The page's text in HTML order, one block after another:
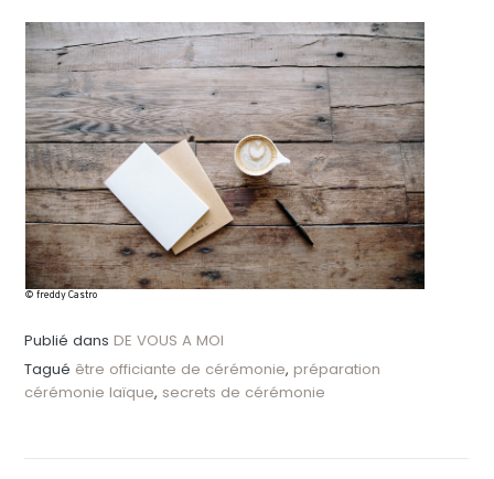
© freddy Castro
Publié dansDE VOUS A MOI
Tagué être officiante de cérémonie,préparation
cérémonie laïque, secrets de cérémonie